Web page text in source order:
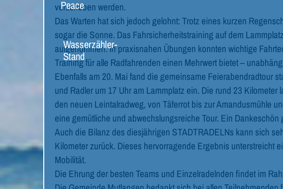
Peace
Wasserzähler-
Stand
verschoben werden.
Das Warten hat sich jedoch gelohnt: Trotz eines kurzen
sogar die Sonne. Das Fahrsicherheitstraining auf dem
aufgenommen. In praxisnahen Übungen konnten wichtige
Training für alle Radfahrenden einen Mehrwert bietet –
Ebenfalls am 20. Mai fand die gemeinsame Feierabendradtour
und Radler um 17 Uhr am Lammplatz ein. Die rund 23
den neuen Leintalradweg, von Täferrot bis zur Amandusmühle
eine gemütliche und abwechslungsreiche Tour. Ein
Auch die Bilanz des diesjährigen STADTRADELNs kann sich
Kilometer zurück. Dieses hervorragende Ergebnis unterstreicht
Mobilität.
Die Ehrung der besten Teams und Einzelradelnden findet im